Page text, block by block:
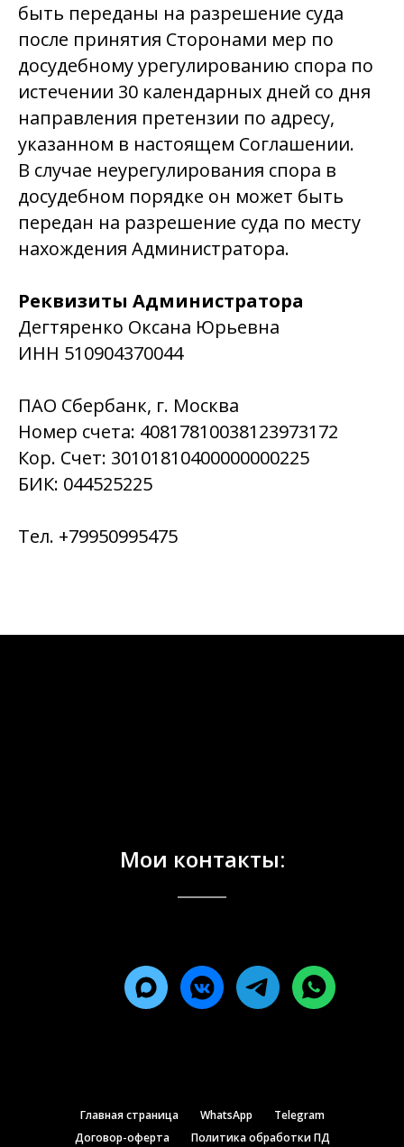
быть переданы на разрешение суда
после принятия Сторонами мер по
досудебному урегулированию спора по
истечении 30 календарных дней со дня
направления претензии по адресу,
указанном в настоящем Соглашении.
В случае неурегулирования спора в
досудебном порядке он может быть
передан на разрешение суда по месту
нахождения Администратора.
Реквизиты Администратора
Дегтяренко Оксана Юрьевна
ИНН 510904370044
ПАО Сбербанк, г. Москва
Номер счета: 40817810038123973172
Кор. Счет: 30101810400000000225
БИК: 044525225
Тел. +79950995475
Мои контакты:
Главная страница WhatsApp
Telegram
Договор-оферта
Политика обработки ПД